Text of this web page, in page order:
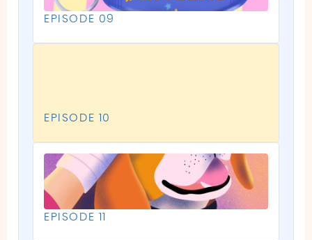
EPISODE 09
EPISODE 10
EPISODE 11